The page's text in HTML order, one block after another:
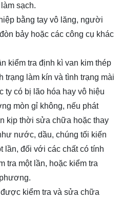
sạch.
bằng tay vô lăng, người
bảy hoặc các công cụ khác
kiểm tra định kì van kim thép
trạng làm kín và tình trạng mài
ty có bị lão hóa hay vô hiệu
mòn gỉ không, nếu phát
kịp thời sửa chữa hoặc thay
nước, dầu, chúng tối kiến
lần, đối với các chất có tính
tra một lần, hoặc kiểm tra
kiểm tra và sửa chữa